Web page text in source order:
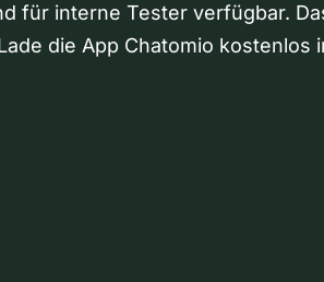
für interne Tester verfügbar.
die App Chatomio kostenlos